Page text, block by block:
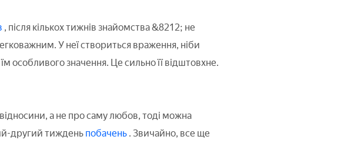
, після кількох тижнів знайомства &8212; не
У неї створиться враження, ніби
особливого значення. Це сильно її відштовхне.
а не про саму любов, тоді можна
другий тижденьпобачень . Звичайно, все ще